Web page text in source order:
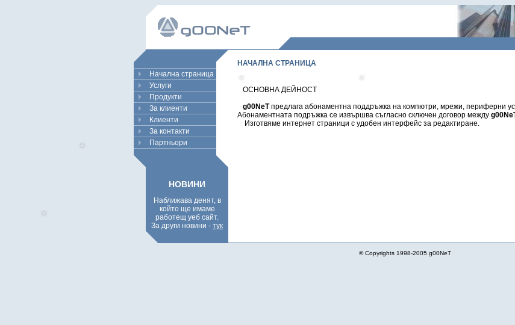
Начална страница
Услуги
Продукти
За клиенти
Клиенти
За контакти
Партньори
НОВИНИ
Наближава денят, в
който ще имаме
работещ уеб сайт.
За други новини - тук
НАЧАЛНА СТРАНИЦА
ОСНОВНА ДЕЙНОСТ
g00NeTпредлага абонаментна поддръжка на компютри, мрежи, периферни
Абонаментната подръжка се извършва съгласно сключен договор между
Изготвяме интернет страници с удобен интерфейс за редактиране.
© Copyrights 1998-2005 g00NeT
*